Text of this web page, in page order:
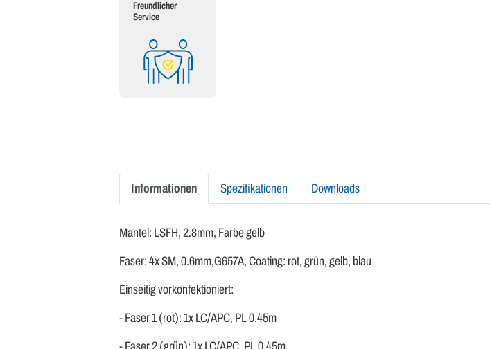
Freundlicher
Service
Informationen Spezifikationen Downloads
Mantel: LSFH, 2.8mm, Farbe gelb
Faser: 4x SM, 0.6mm,G657A, Coating: rot, grün, gelb, blau
Einseitig vorkonfektioniert:
- Faser 1 (rot): 1x LC/APC, PL 0.45m
- Faser 2 (grün): 1x LC/APC, PL 0.45m